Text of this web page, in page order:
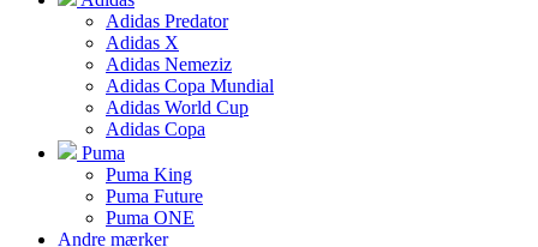
Adidas Predator
Adidas X
Adidas Nemeziz
Adidas Copa Mundial
Adidas World Cup
Adidas Copa
Puma
Puma King
Puma Future
Puma ONE
Andre mærker